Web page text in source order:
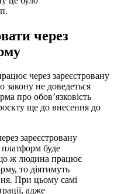
через
через зареєстровану
закону не доведеться
про обов’язковість
ще до внесення до
зареєстровану
платформ буде
ж людина працює
то діятимуть
При цьому самі
адже